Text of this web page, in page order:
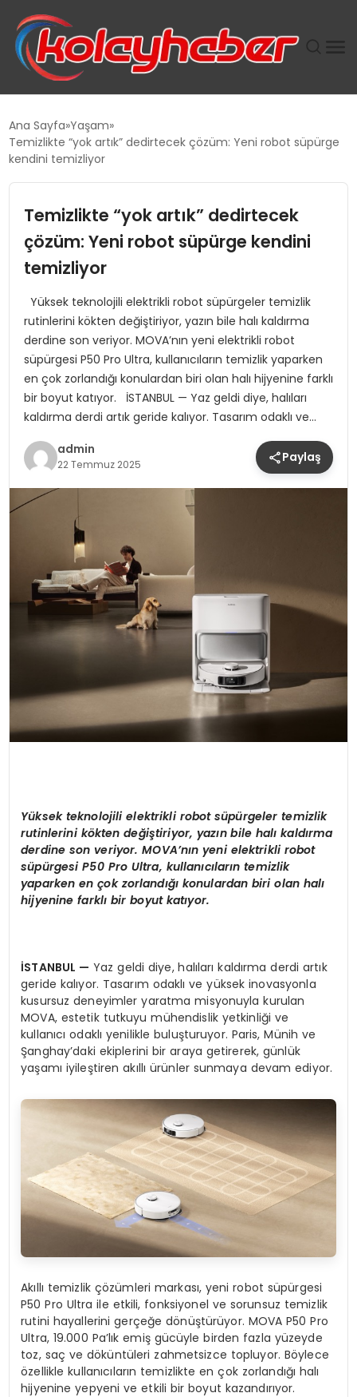
SUWEN’IN İSTIHDAM MODELI EKONOMIDE KADIN
TANYER YAPI ZEMIN MÜHENDISLIĞINDE HEDEF
BÜYÜTTÜ
TOROSLAR’DA PAZAR GERGİNLİĞİ!
Ana Sayfa Yaşam
Temizlikte “yok artık” dedirtecek çözüm: Yeni robot süpürge
kendini temizliyor
Temizlikte “yok artık” dedirtecek
çözüm: Yeni robot süpürge kendini
temizliyor
Yüksek teknolojili elektrikli robot süpürgeler temizlik
rutinlerini kökten değiştiriyor, yazın bile halı kaldırma
derdine son veriyor. MOVA’nın yeni elektrikli robot
süpürgesi P50 Pro Ultra, kullanıcıların temizlik yaparken
en çok zorlandığı konulardan biri olan halı hijyenine farklı
bir boyut katıyor. İSTANBUL — Yaz geldi diye, halıları
kaldırma derdi artık geride kalıyor. Tasarım odaklı ve…
admin
22 Temmuz 2025 Paylaş
Yüksek teknolojili elektrikli robot süpürgeler temizlik
rutinlerini kökten değiştiriyor, yazın bile halıkaldırma
derdine son veriyor. MOVA’nın yeni elektrikli robot
süpürgesi P50 Pro Ultra, kullanıcıların temizlik
yaparken ençok zorlandığı konulardan biri olan halı
hijyenine farklı bir boyut katıyor.
İSTANBUL — Yaz geldi diye, halıları kaldırma derdi artık
geride kalıyor. Tasarım odaklı ve yüksek inovasyonla
kusursuz deneyimler yaratma misyonuyla kurulan
MOVA, estetik tutkuyu mühendislik yetkinliği ve
kullanıcı odaklı yenilikle buluşturuyor. Paris, Münih ve
Şanghay’daki ekiplerini bir araya getirerek, günlük
yaşamı iyileştiren akıllı ürünler sunmaya devam ediyor.
Akıllı temizlik çözümleri markası, yeni robot süpürgesi
P50 Pro Ultra ile etkili, fonksiyonel ve sorunsuz temizlik
rutini hayallerini gerçeğe dönüştürüyor. MOVA P50 Pro
Ultra, 19.000 Pa’lık emiş gücüyle birden fazla yüzeyde
toz, saç ve döküntüleri zahmetsizce topluyor. Böylece
özellikle kullanıcıların temizlikte en çok zorlandığı halı
hijyenine yepyeni ve etkili bir boyut kazandırıyor.